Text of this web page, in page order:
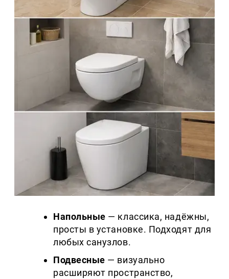
Напольные — классика, надёжны,
просты в установке. Подходят для
любых санузлов.
Подвесные — визуально
расширяют пространство,